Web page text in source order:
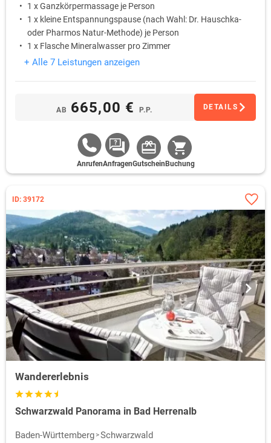
1 x Ganzkörpermassage je Person
1 x kleine Entspannungspause (nach Wahl: Dr. Hauschka-
oder Pharmos Natur-Methode) je Person
1 x Flasche Mineralwasser pro Zimmer
+ Alle 7 Leistungen anzeigen
AB 665,00 € P.P. DETAILS
AnrufenAnfragenGutschein Buchung
ID: 39172
Wandererlebnis
Schwarzwald Panorama in Bad Herrenalb
Baden-Württemberg Schwarzwald